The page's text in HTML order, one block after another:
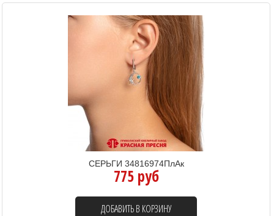
СЕРЬГИ 34816974ПлАк
775 руб
ДОБАВИТЬ В КОРЗИНУ